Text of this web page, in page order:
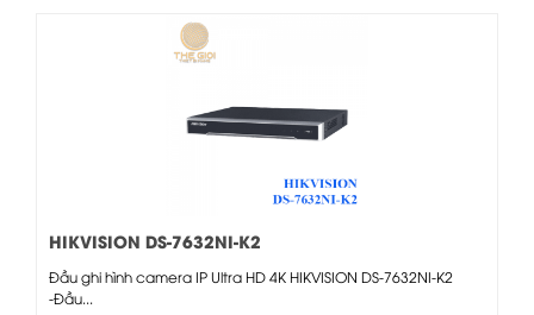
HIKVISION DS-7632NI-K2
Đầu ghi hình camera IP Ultra HD 4K HIKVISION DS-7632NI-K2
-Đầu...